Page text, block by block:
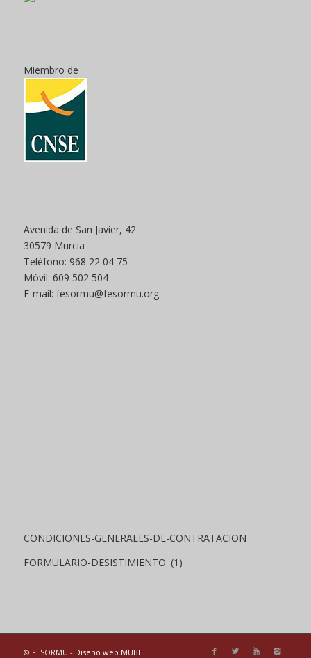
Miembro de
Avenida de San Javier, 42
30579 Murcia
Teléfono: 968 22 04 75
Móvil: 609 502 504
E-mail: fesormu@fesormu.org
CONDICIONES-GENERALES-DE-CONTRATACION
FORMULARIO-DESISTIMIENTO. (1)
© FESORMU - Diseño web MUBE